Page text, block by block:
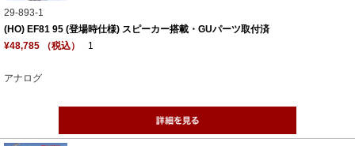
29-893-1
(HO) EF81 95 (登場時仕様) スピーカー搭載・GUパーツ取付済
¥48,785 （税込）
1
アナログ